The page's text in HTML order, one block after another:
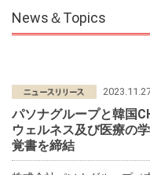
News＆Topics
パソナグループと韓国
ウェルネス及び医療の
覚書を締結